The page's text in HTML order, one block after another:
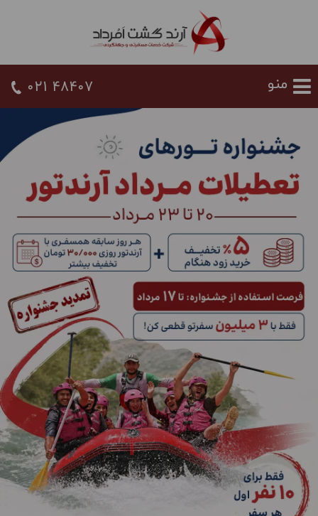
021 48407